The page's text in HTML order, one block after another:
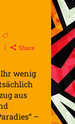
Share
wenig
aus
–